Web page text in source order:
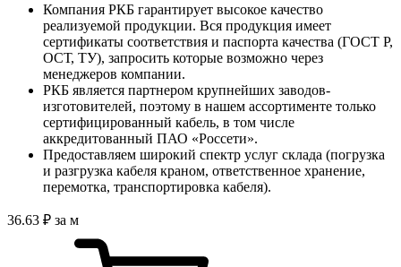
Компания РКБ гарантирует высокое качество
реализуемой продукции. Вся продукция имеет
сертификаты соответствия и паспорта качества (ГОСТ Р,
ОСТ, ТУ), запросить которые возможно через
менеджеров компании.
РКБ является партнером крупнейших заводов-
изготовителей, поэтому в нашем ассортименте только
сертифицированный кабель, в том числе
аккредитованный ПАО «Россети».
Предоставляем широкий спектр услуг склада (погрузка
и разгрузка кабеля краном, ответственное хранение,
перемотка, транспортировка кабеля).
36.63 ₽ за м